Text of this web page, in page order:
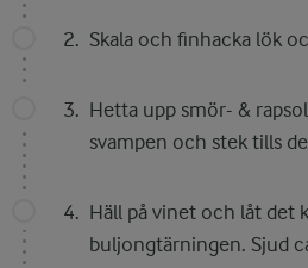
Skala och finhacka lök
Hetta upp smör- &
svampen och stek tills
Häll på vinet och låt det
buljongtärningen. Sjud